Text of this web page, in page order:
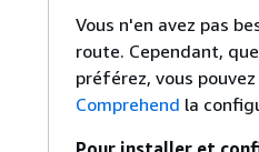
Vous n'en avez pas
route. Cependant,
préférez, vous
Comprehend la